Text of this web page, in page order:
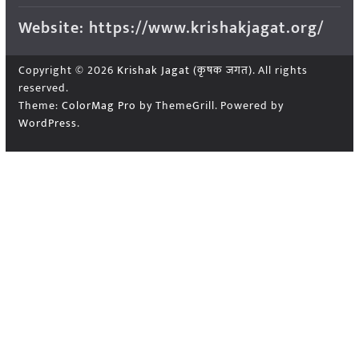
Website: https://www.krishakjagat.org/
Copyright © 2026 Krishak Jagat (कृषक जगत). All rights
reserved.
Theme: ColorMag Pro by ThemeGrill. Powered by
WordPress.